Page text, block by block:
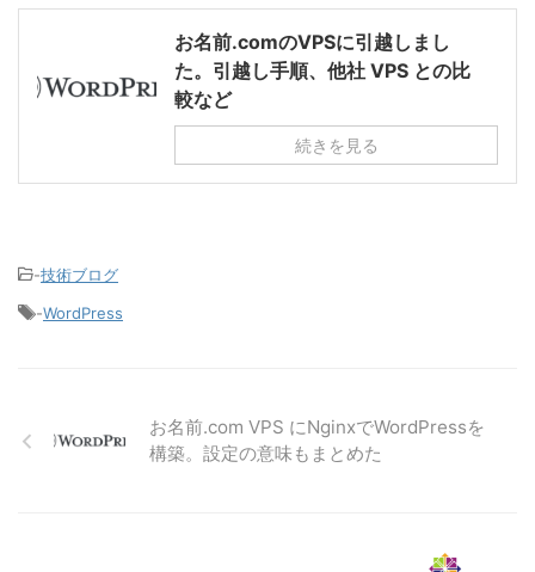
お名前.comのVPSに引越しまし
た。引越し手順、他社 VPS との比
較など
続きを見る
-技術ブログ
-WordPress
お名前.com VPS にNginxでWordPressを
構築。設定の意味もまとめた